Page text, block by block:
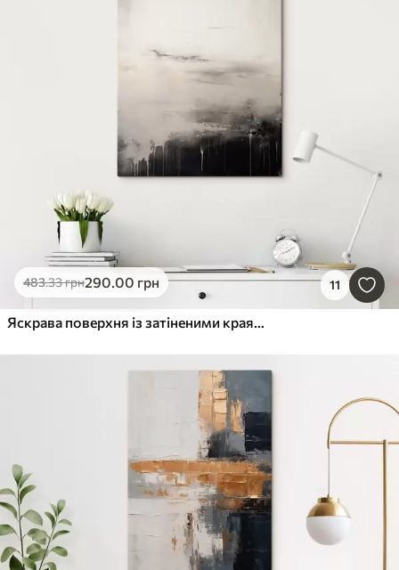
Очистити фільтр
483.33грн290.00 грн 11
Яскрава поверхня із затіненими краями